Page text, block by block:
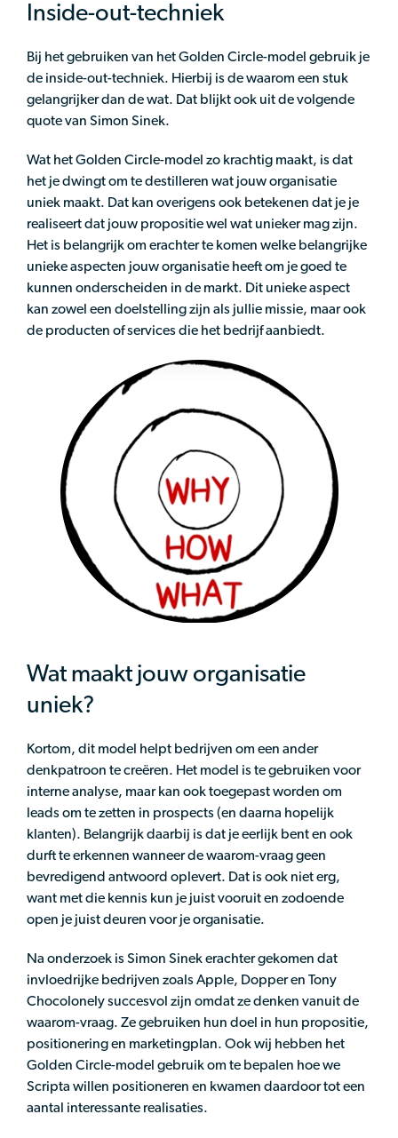
Inside-out-techniek
Bij het gebruiken van het Golden Circle-model gebruik je
de inside-out-techniek. Hierbij is de waarom een stuk
gelangrijker dan de wat. Dat blijkt ook uit de volgende
quote van Simon Sinek.
Wat het Golden Circle-model zo krachtig maakt, is dat
het je dwingt om te destilleren wat jouw organisatie
uniek maakt. Dat kan overigens ook betekenen dat je je
realiseert dat jouw propositie wel wat unieker mag zijn.
Het is belangrijk om erachter te komen welke belangrijke
unieke aspecten jouw organisatie heeft om je goed te
kunnen onderscheiden in de markt. Dit unieke aspect
kan zowel een doelstelling zijn als jullie missie, maar ook
de producten of services die het bedrijf aanbiedt.
Wat maakt jouw organisatie
uniek?
Kortom, dit model helpt bedrijven om een ander
denkpatroon te creëren. Het model is te gebruiken voor
interne analyse, maar kan ook toegepast worden om
leads om te zetten in prospects (en daarna hopelijk
klanten). Belangrijk daarbij is dat je eerlijk bent en ook
durft te erkennen wanneer de waarom-vraag geen
bevredigend antwoord oplevert. Dat is ook niet erg,
want met die kennis kun je juist vooruit en zodoende
open je juist deuren voor je organisatie.
Na onderzoek is Simon Sinek erachter gekomen dat
invloedrijke bedrijven zoals Apple, Dopper en Tony
Chocolonely succesvol zijn omdat ze denken vanuit de
waarom-vraag. Ze gebruiken hun doel in hun propositie,
positionering en marketingplan. Ook wij hebben het
Golden Circle-model gebruik om te bepalen hoe we
Scripta willen positioneren en kwamen daardoor tot een
aantal interessante realisaties.